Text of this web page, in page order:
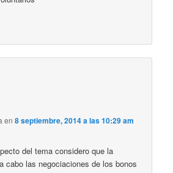
en8 septiembre, 2014 a las 10:29 am
del tema considero que la
cabo las negociaciones de los bonos